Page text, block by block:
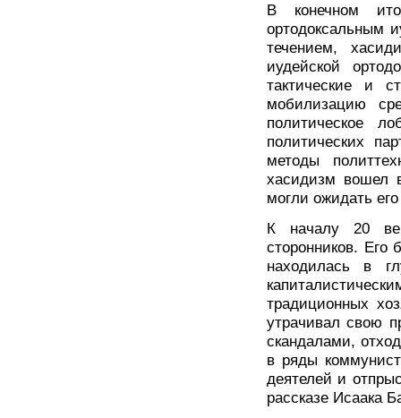
В конечном
ортодоксальным
течением,
иудейской
тактические и
мобилизацию
политическое
политических
методы
хасидизм вошел
могли ожидать
К началу 20
сторонников. Его
находилась в
традиционных
утрачивал свою
скандалами,
в ряды
деятелей и
рассказе Исаака